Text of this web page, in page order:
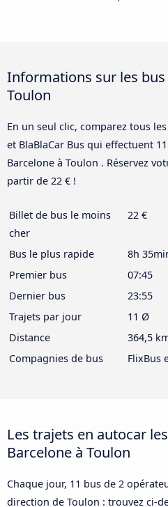
Informations sur les bus
Toulon
En un seul clic, comparez tous
et BlaBlaCar Bus qui effectuent
Barcelone à Toulon . Réservez
partir de 22 € !
Billet de bus le moins
cher
22 €
Bus le plus rapide
8h
Premier bus
07:45
Dernier bus
23:55
Trajets par jour
11 Ø
Distance
364,5
Compagnies de bus
FlixBus
Les trajets en autocar
Barcelone à Toulon
Chaque jour, 11 bus de 2
direction de Toulon : trouvez ci-